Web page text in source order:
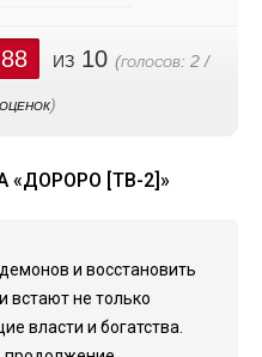
из 10 (голосов: 2 /
)
[ТВ-2]»
и восстановить
встают не только
власти и богатства.